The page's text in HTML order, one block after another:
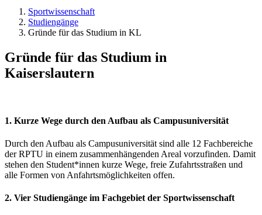
Sportwissenschaft
Studiengänge
Gründe für das Studium in KL
Gründe für das Studium in
Kaiserslautern
1. Kurze Wege durch den Aufbau als Campusuniversität
Durch den Aufbau als Campusuniversität sind alle 12 Fachbereiche
der RPTU in einem zusammenhängenden Areal vorzufinden. Damit
stehen den Student*innen kurze Wege, freie Zufahrtsstraßen und
alle Formen von Anfahrtsmöglichkeiten offen.
2. Vier Studiengänge im Fachgebiet der Sportwissenschaft